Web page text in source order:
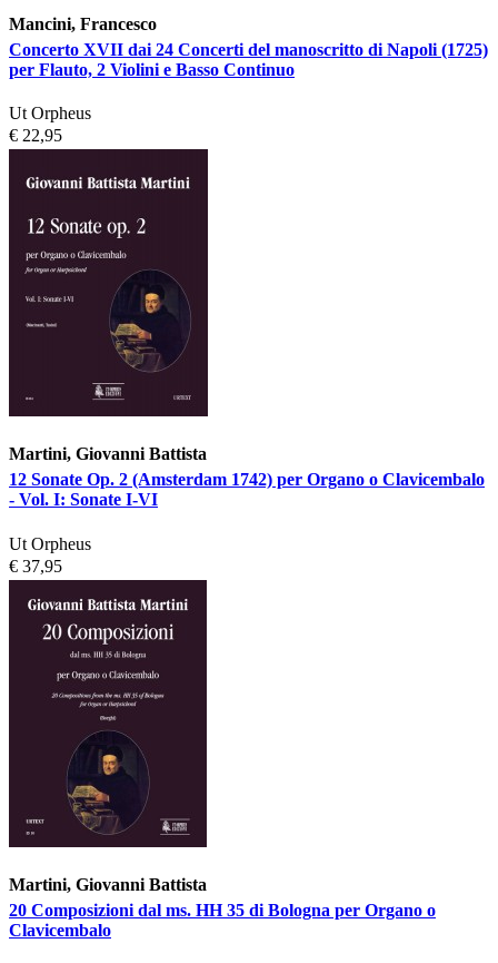
Mancini, Francesco
Concerto XVII dai 24 Concerti del manoscritto di Napoli (1725)
per Flauto, 2 Violini e Basso Continuo
Ut Orpheus
€ 22,95
Martini, Giovanni Battista
12 Sonate Op. 2 (Amsterdam 1742) per Organo o Clavicembalo
- Vol. I: Sonate I-VI
Ut Orpheus
€ 37,95
Martini, Giovanni Battista
20 Composizioni dal ms. HH 35 di Bologna per Organo o
Clavicembalo